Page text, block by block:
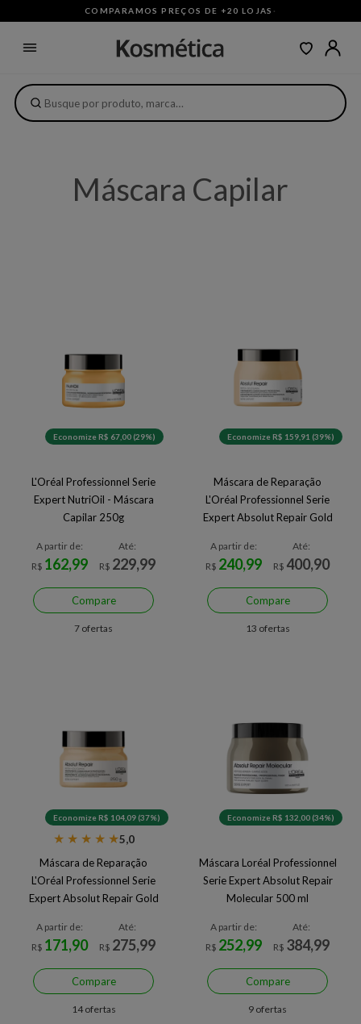
COMPARAMOS PREÇOS DE +20 LOJAS ·
Máscara Capilar
Economize R$ 67,00 (29%)
L'Oréal Professionnel Serie
Expert NutriOil - Máscara
Capilar 250g
A partir de:
R$ 162,99
Até:
R$ 229,99
Compare
7 ofertas
Economize R$ 159,91 (39%)
Máscara de Reparação
L'Oréal Professionnel Serie
Expert Absolut Repair Gold
A partir de:
R$ 240,99
Até:
R$ 400,90
Compare
13 ofertas
Economize R$ 104,09 (37%)
★ ★ ★ ★ ★5,0
Máscara de Reparação
L'Oréal Professionnel Serie
Expert Absolut Repair Gold
A partir de:
R$ 171,90
Até:
R$ 275,99
Compare
14 ofertas
Economize R$ 132,00 (34%)
Máscara Loréal Professionnel
Serie Expert Absolut Repair
Molecular 500 ml
A partir de:
R$ 252,99
Até:
R$ 384,99
Compare
9 ofertas